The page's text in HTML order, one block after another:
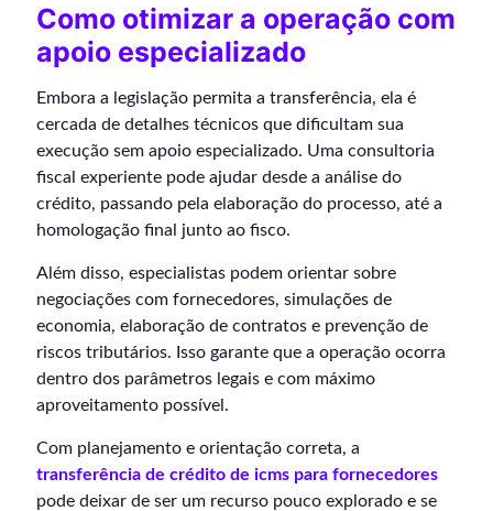
Como otimizar a operação com
apoio especializado
Embora a legislação permita a transferência, ela é
cercada de detalhes técnicos que dificultam sua
execução sem apoio especializado. Uma consultoria
fiscal experiente pode ajudar desde a análise do
crédito, passando pela elaboração do processo, até a
homologação final junto ao fisco.
Além disso, especialistas podem orientar sobre
negociações com fornecedores, simulações de
economia, elaboração de contratos e prevenção de
riscos tributários. Isso garante que a operação ocorra
dentro dos parâmetros legais e com máximo
aproveitamento possível.
Com planejamento e orientação correta, a
transferência de crédito de icms para fornecedores
pode deixar de ser um recurso pouco explorado e se